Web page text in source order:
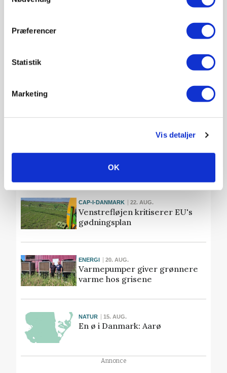
Præferencer
Statistik
Marketing
Vis detaljer
OK
fan: Morten Boje Hviid fylder
Klar tendens: EU-milliarder
hektarstøtte til grønne
Annonce
CAP-I-DANMARK 22. AUG.
Venstrefløjen kritiserer EU's
gødningsplan
ENERGI 20. AUG.
Varmepumper giver grønnere
varme hos grisene
NATUR 15. AUG.
En ø i Danmark: Aarø
Annonce